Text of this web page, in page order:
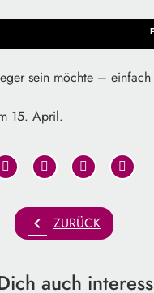
sein möchte –
15. April.
chevron_left ZURÜCK
auch